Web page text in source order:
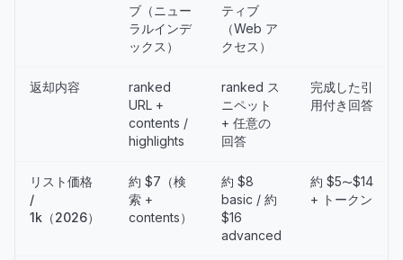
ブ（ニュー
ラルインデ
ックス）
ティブ
（Web ア
クセス）
返却内容
ranked
URL +
contents /
highlights
ranked ス
ニペット
+ 任意の
回答
完成した引
用付き回答
リスト価格
/
1k（2026）
約 $7（検
索 +
contents）
約 $8
basic / 約
$16
advanced
約 $5〜$14
+ トークン